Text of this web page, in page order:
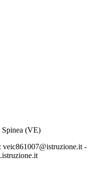
Spinea (VE)
-